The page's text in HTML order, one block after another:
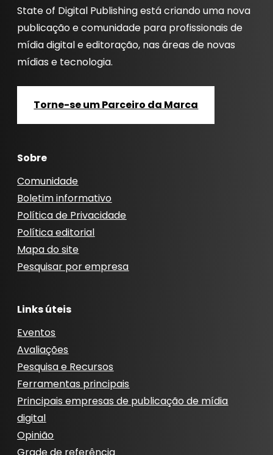
State of Digital Publishing está criando uma nova
publicação e comunidade para profissionais de
mídia digital e editoração, nas áreas de novas
mídias e tecnologia.
Torne-se um Parceiro da Marca
Sobre
Comunidade
Boletim informativo
Política de Privacidade
Política editorial
Mapa do site
Pesquisar por empresa
Links úteis
Eventos
Avaliações
Pesquisa e Recursos
Ferramentas principais
Principais empresas de publicação de mídia
digital
Opinião
Grade de referência